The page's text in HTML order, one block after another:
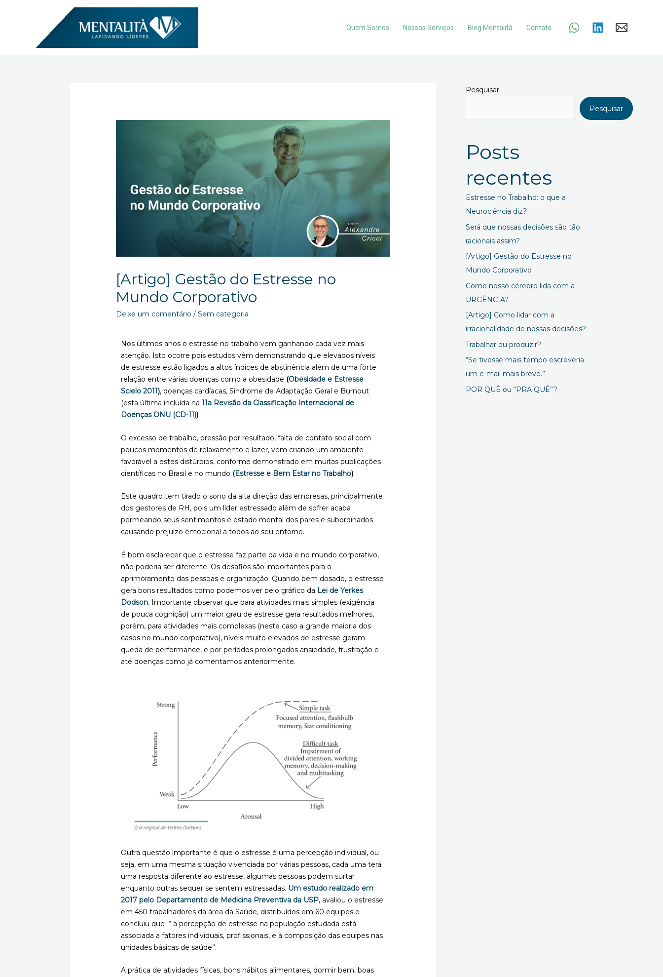
Quem Somos Nossos Serviços Blog Mentalità Contato
[Artigo] Gestão do Estresse no
Mundo Corporativo
Deixe um comentário /Sem categoria
Nos últimos anos o estresse no trabalho vem ganhando cada vez mais
atenção. Isto ocorre pois estudos vêm demonstrando que elevados níveis
de estresse estão ligados a altos índices de abstinência além de uma forte
relação entre várias doenças como a obesidade (Obesidade e Estresse
Scielo 2011), doenças cardíacas, Síndrome de Adaptação Geral e Burnout
(esta última incluída na11a Revisão da Classificação Internacional de
Doenças ONU (CD-11)).
O excesso de trabalho, pressão por resultado, falta de contato social com
poucos momentos de relaxamento e lazer, vem criando um ambiente
favorável a estes distúrbios, conforme demonstrado em muitas publicações
científicas no Brasil e no mundo (Estresse e Bem Estar no Trabalho).
Este quadro tem tirado o sono da alta direção das empresas, principalmente
dos gestores de RH, pois um líder estressado além de sofrer acaba
permeando seus sentimentos e estado mental dos pares e subordinados
causando prejuízo emocional a todos ao seu entorno.
É bom esclarecer que o estresse faz parte da vida e no mundo corporativo,
não poderia ser diferente. Os desafios são importantes para o
aprimoramento das pessoas e organização. Quando bem dosado, o estresse
gera bons resultados como podemos ver pelo gráfico da Lei de Yerkes
Dodson. Importante observar que para atividades mais simples (exigência
de pouca cognição) um maior grau de estresse gera resultados melhores,
porém, para atividades mais complexas (neste caso a grande maioria dos
casos no mundo corporativo), níveis muito elevados de estresse geram
queda de performance, e por períodos prolongados ansiedade, frustração e
até doenças como já comentamos anteriormente.
Outra questão importante é que o estresse é uma percepção individual, ou
seja, em uma mesma situação vivenciada por várias pessoas, cada uma terá
uma resposta diferente ao estresse, algumas pessoas podem surtar
enquanto outras sequer se sentem estressadas. Um estudo realizado em
2017 pelo Departamento de Medicina Preventiva da USP, avaliou o estresse
em 450 trabalhadores da área da Saúde, distribuídos em 60 equipes e
concluiu que “ a percepção de estresse na população estudada está
associada a fatores individuais, profissionais, e à composição das equipes nas
unidades básicas de saúde”.
A prática de atividades físicas, bons hábitos alimentares, dormir bem, boas
Pesquisar
Pesquisar
Posts
recentes
Estresse no Trabalho: o que a
Neurociência diz?
Será que nossas decisões são tão
racionais assim?
[Artigo] Gestão do Estresse no
Mundo Corporativo
Como nosso cérebro lida com a
URGÊNCIA?
[Artigo] Como lidar com a
irracionalidade de nossas decisões?
Trabalhar ou produzir?
“Se tivesse mais tempo escreveria
um e-mail mais breve.”
POR QUÊ ou “PRA QUÊ”?